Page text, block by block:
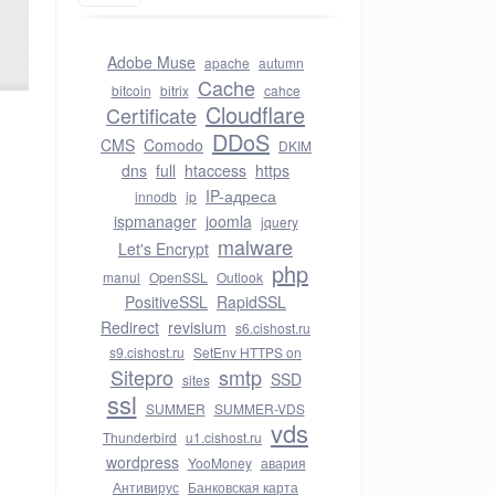
Adobe Muse apache autumn
bitcoin bitrix Cache cahce
Certificate Cloudflare
CMS Comodo DDoS DKIM
dns full htaccess https
innodb ip IP-адреса
ispmanager joomla jquery
Let's Encrypt malware
manul OpenSSL Outlook php
PositiveSSL RapidSSL
Redirect revisium s6.cishost.ru
s9.cishost.ru SetEnv HTTPS on
Sitepro sites smtp SSD
ssl SUMMER SUMMER-VDS
Thunderbird u1.cishost.ru vds
wordpress YooMoney авария
Антивирус Банковская карта